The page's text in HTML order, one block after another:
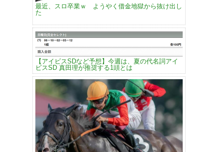
最近、スロ卒業ｗ ようやく借金地獄から抜け出し
た
【アイビスSDなど予想】今週は、夏の代名詞アイ
ビスSD 真田理が推奨する1頭とは